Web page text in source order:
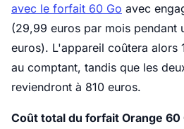
avec le forfait 60 Go avec
(29,99 euros par mois pendant
euros). L'appareil coûtera alors
au comptant, tandis que les
reviendront à 810 euros.
Coût total du forfait Orange 60